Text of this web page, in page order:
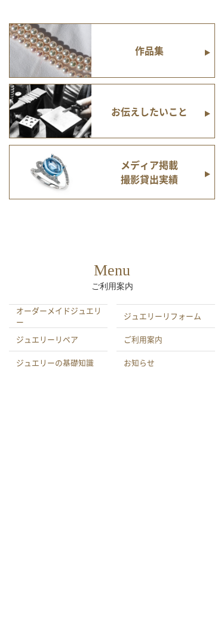
作品集
お伝えしたいこと
メディア掲載
撮影貸出実績
Menu
ご利用案内
オーダーメイドジュエリ
ー
ジュエリーリフォーム
ジュエリーリペア ご利用案内
ジュエリーの基礎知識 お知らせ